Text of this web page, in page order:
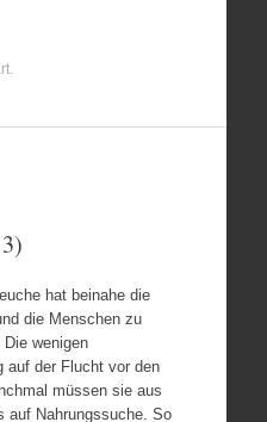
.
hat beinahe die
die Menschen zu
wenigen
auf der Flucht vor den
müssen sie aus
auf Nahrungssuche. So